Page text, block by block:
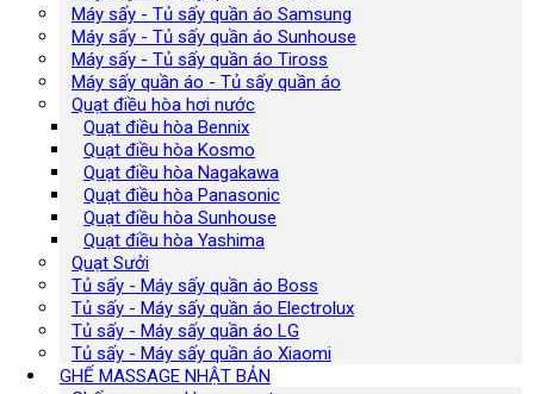
Máy sấy - Tủ sấy quần áo Samsung
Máy sấy - Tủ sấy quần áo Sunhouse
Máy sấy - Tủ sấy quần áo Tiross
Máy sấy quần áo - Tủ sấy quần áo
Quạt điều hòa hơi nước
Quạt điều hòa Bennix
Quạt điều hòa Kosmo
Quạt điều hòa Nagakawa
Quạt điều hòa Panasonic
Quạt điều hòa Sunhouse
Quạt điều hòa Yashima
Quạt Sưởi
Tủ sấy - Máy sấy quần áo Boss
Tủ sấy - Máy sấy quần áo Electrolux
Tủ sấy - Máy sấy quần áo LG
Tủ sấy - Máy sấy quần áo Xiaomi
GHẾ MASSAGE NHẬT BẢN